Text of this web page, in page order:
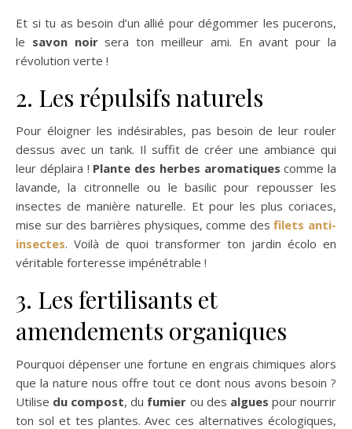
Et si tu as besoin d’un allié pour dégommer les pucerons,
le savon noirsera ton meilleur ami. En avant pour la
révolution verte !
2. Les répulsifs naturels
Pour éloigner les indésirables, pas besoin de leur rouler
dessus avec un tank. Il suffit de créer une ambiance qui
leur déplaira ! Plante des herbes aromatiques comme la
lavande, la citronnelle ou le basilic pour repousser les
insectes de manière naturelle. Et pour les plus coriaces,
mise sur des barrières physiques, comme desfilets anti-
insectes. Voilà de quoi transformer ton jardin écolo en
véritable forteresse impénétrable !
3. Les fertilisants et
amendements organiques
Pourquoi dépenser une fortune en engrais chimiques alors
que la nature nous offre tout ce dont nous avons besoin ?
Utilise du compost, du fumier ou des algues pour nourrir
ton sol et tes plantes. Avec ces alternatives écologiques,